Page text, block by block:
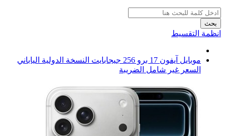
بحث
انظمة التقسيط
موبايل آيفون 17 برو 256 جيجابايت النسخة الدولية الياباني
السعر غير شامل الضريبة